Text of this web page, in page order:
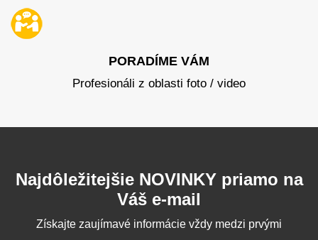
PORADÍME VÁM
Profesionáli z oblasti foto / video
Najdôležitejšie NOVINKY priamo na
Váš e-mail
Získajte zaujímavé informácie vždy medzi prvými